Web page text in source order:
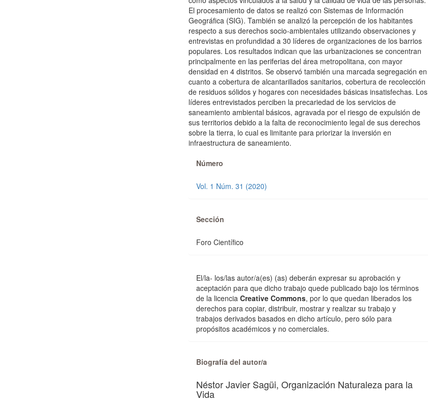
El procesamiento de datos se realizó con Sistemas de Información
Geográfica (SIG). También se analizó la percepción de los habitantes
respecto a sus derechos socio-ambientales utilizando observaciones y
entrevistas en profundidad a 30 líderes de organizaciones de los barrios
populares. Los resultados indican que las urbanizaciones se concentran
principalmente en las periferias del área metropolitana, con mayor
densidad en 4 distritos. Se observó también una marcada segregación en
cuanto a cobertura de alcantarillados sanitarios, cobertura de recolección
de residuos sólidos y hogares con necesidades básicas insatisfechas. Los
líderes entrevistados perciben la precariedad de los servicios de
saneamiento ambiental básicos, agravada por el riesgo de expulsión de
sus territorios debido a la falta de reconocimiento legal de sus derechos
sobre la tierra, lo cual es limitante para priorizar la inversión en
infraestructura de saneamiento.
Detalles
del
artículo
Número
Vol. 1 Núm. 31 (2020)
Sección
Foro Científico
El/la- los/las autor/a(es) (as) deberán expresar su aprobación y
aceptación para que dicho trabajo quede publicado bajo los términos
de la licenciaCreative Commons, por lo que quedan liberados los
derechos para copiar, distribuir, mostrar y realizar su trabajo y
trabajos derivados basados en dicho artículo, pero sólo para
propósitos académicos y no comerciales.
Biografía del autor/a
Néstor Javier Sagüi,Organización Naturaleza para la
Vida